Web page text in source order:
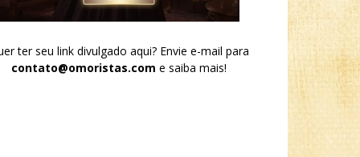
ter seu link divulgado aqui? Envie e-mail para
contato@omoristas.com e saiba mais!